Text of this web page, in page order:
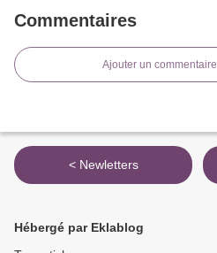
Commentaires
Ajouter un commentaire
< Newletters
Hébergé par Eklablog